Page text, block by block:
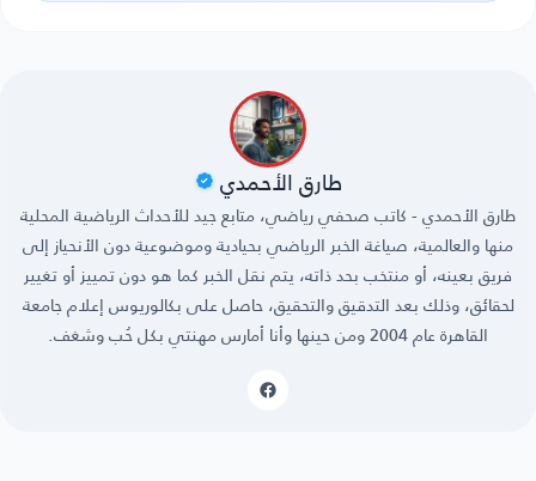
طارق الأحمدي
طارق الأحمدي - كاتب صحفي رياضي، متابع جيد للأحداث الرياضية المحلية
منها والعالمية، صياغة الخبر الرياضي بحيادية وموضوعية دون الأنحياز إلى
فريق بعينه، أو منتخب بحد ذاته، يتم نقل الخبر كما هو دون تمييز أو تغيير
لحقائق، وذلك بعد التدقيق والتحقيق، حاصل على بكالوريوس إعلام جامعة
القاهرة عام 2004 ومن حينها وأنا أمارس مهنتي بكل حُب وشغف.